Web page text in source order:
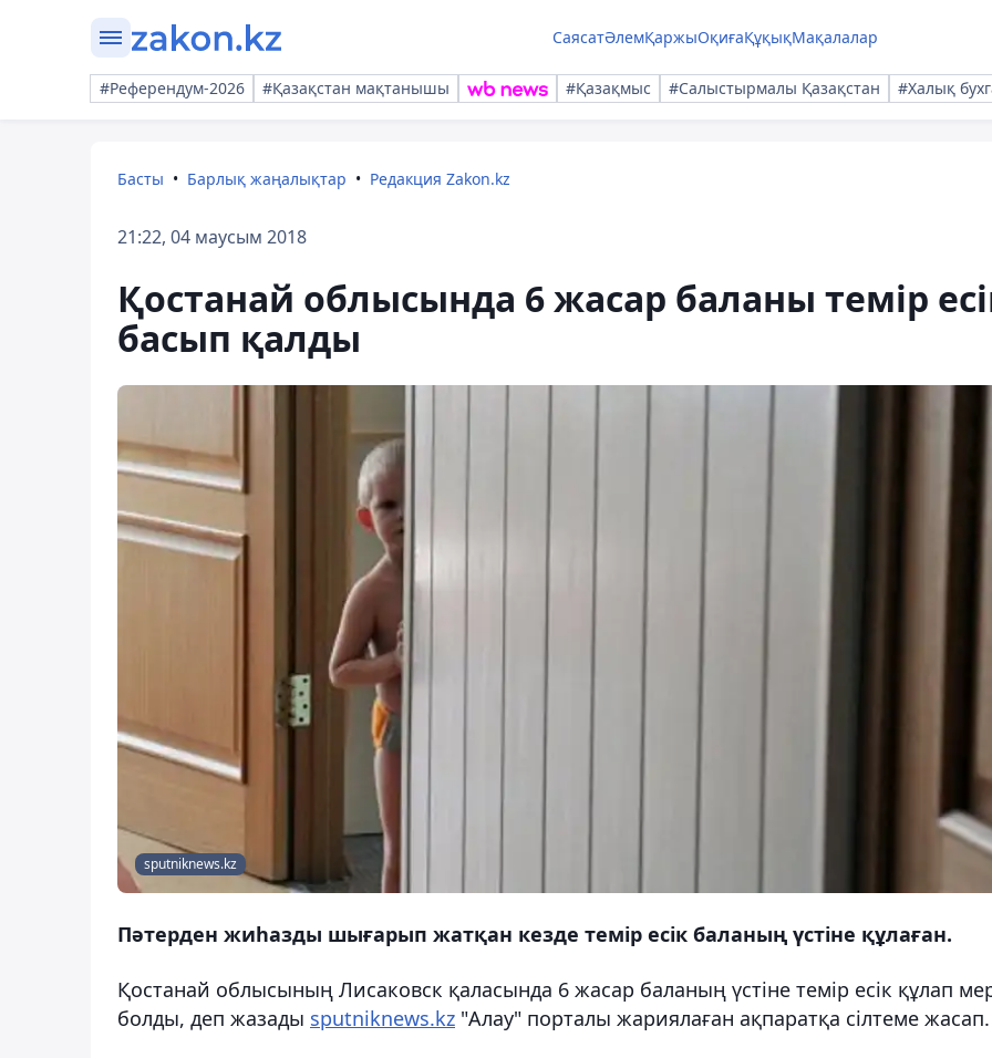
СаясатӘлемҚаржыОқиғаҚұқықМақалалар
#Референдум-2026 #Қазақстан мақтанышы #Қазақмыс #Салыстырмалы Қазақстан #Халық
Басты Барлық жаңалықтар Редакция Zakon.kz
21:22, 04 маусым 2018
Қостанай облысында 6 жасар баланы темір
басып қалды
sputniknews.kz
Пәтерден жиһазды шығарып жатқан кезде темір есік баланың үстіне құлаған.
Қостанай облысының Лисаковск қаласында 6 жасар баланың үстіне темір есік құлап
болды, деп жазады sputniknews.kz "Алау" порталы жариялаған ақпаратқа сілтеме жасап.